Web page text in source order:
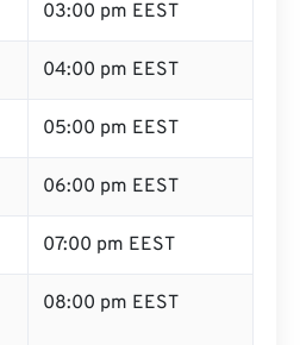
03:00 pm EEST
04:00 pm EEST
05:00 pm EEST
06:00 pm EEST
07:00 pm EEST
08:00 pm EEST